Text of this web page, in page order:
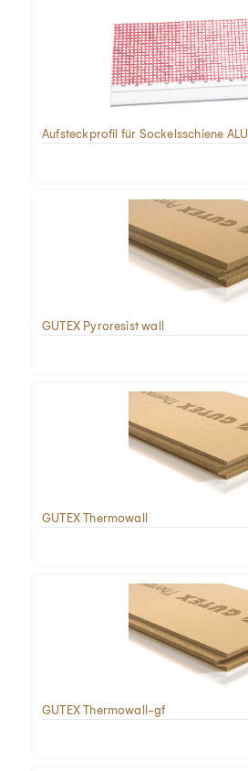
Aufsteckprofil für Sockelsschiene ALU
GUTEX Pyroresist wall
GUTEX Thermowall
GUTEX Thermowall-gf